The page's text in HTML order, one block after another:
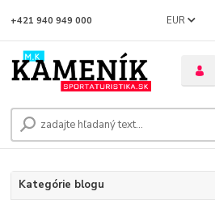
EUR
+421 940 949 000
Kategórie blogu